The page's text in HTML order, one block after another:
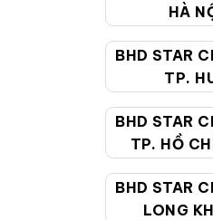
HÀ
BHD STAR
TP.
BHD STAR
TP. HỒ
BHD STAR
LONG
Hướng dẫn đặt vé trực tuyến
Quy định và chính sách
Chính sách bảo vệ thông
CHĂM SÓC KHÁCH HÀNG